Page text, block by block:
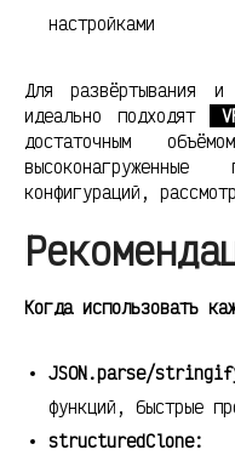
настройками
Для развёртывания и
идеально подходят
достаточным
конфигураций,
Когда использовать
JSON.parse/
функций, быстрые
structuredClone: